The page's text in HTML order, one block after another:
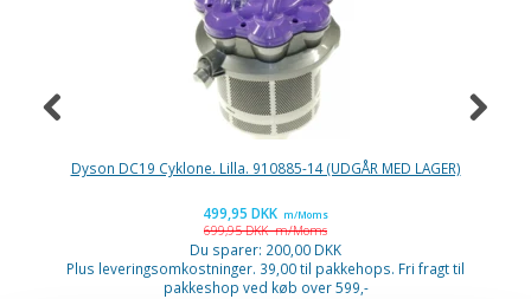
Dyson DC19 Cyklone. Lilla. 910885-14 (UDGÅR MED LAGER)
499,95 DKK m/Moms
699,95 DKKm/Moms
Du sparer: 200,00 DKK
Plus leveringsomkostninger. 39,00 til pakkehops. Fri fragt til
pakkeshop ved køb over 599,-